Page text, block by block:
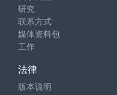
研究
联系方式
媒体资料包
工作
法律
版本说明